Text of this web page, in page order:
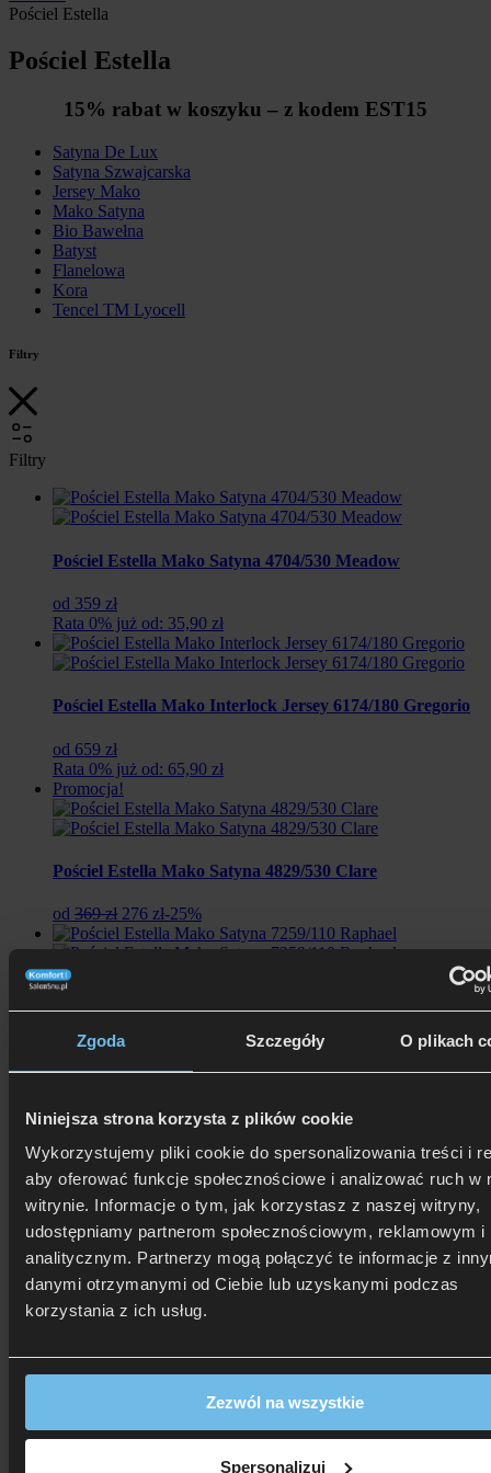
Zgoda Szczegóły O plikach
Niniejsza strona korzysta z plików cookie
Wykorzystujemy pliki cookie do spersonalizowania treści i
aby oferować funkcje społecznościowe i analizować ruch w
witrynie. Informacje o tym, jak korzystasz z naszej witryny,
udostępniamy partnerom społecznościowym, reklamowym i
analitycznym. Partnerzy mogą połączyć te informacje z
danymi otrzymanymi od Ciebie lub uzyskanymi podczas
korzystania z ich usług.
Zezwól na wszystkie
Spersonalizuj
Pościel Estella
Pościel Estella
15% rabat w koszyku – z kodem EST15
Satyna De Lux
Satyna Szwajcarska
Jersey Mako
Mako Satyna
Bio Bawełna
Batyst
Flanelowa
Kora
Tencel TM Lyocell
Filtry
Filtry
Pościel Estella Mako Satyna 4704/530 Meadow
od 359 zł
Rata 0% już od: 35,90 zł
Pościel Estella Mako Interlock Jersey 6174/180 Gregorio
od 659 zł
Rata 0% już od: 65,90 zł
Promocja!
Pościel Estella Mako Satyna 4829/530 Clare
od 369 zł Pierwotna
cena
wynosiła:
276 złAktualna
cena
wynosi:
-25%
Pościel Estella Mako Satyna 7259/110 Raphael
od 599 zł
od 659 zł
Rata 0% już od: 65,90 zł
Pościel Estella Szwajcarska Satyna Premium 2054/180
Rata 0% już od: 64,90 zł
Promocja!